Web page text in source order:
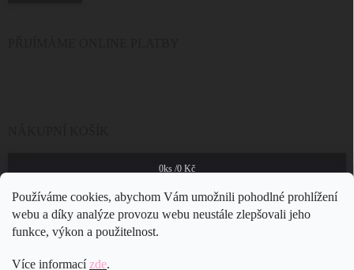
Používáme cookies, abychom Vám umožnili pohodlné prohlížení
webu a díky analýze provozu webu neustále zlepšovali jeho
funkce, výkon a použitelnost.
Více informacízde.
0ks /0 Kč